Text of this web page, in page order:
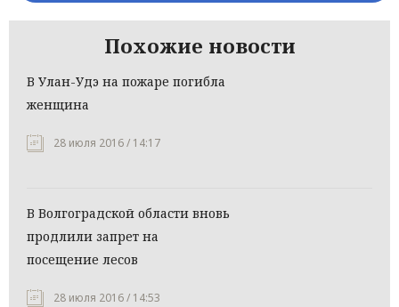
Похожие новости
В Улан-Удэ на пожаре погибла
женщина
28 июля 2016 / 14:17
В Волгоградской области вновь
продлили запрет на
посещение лесов
28 июля 2016 / 14:53